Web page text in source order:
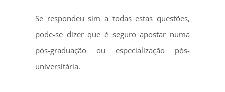
Se respondeu sim a todas estas questões,
pode-se dizer que é seguro apostar numa
pós-graduação ou especialização pós-
universitária.